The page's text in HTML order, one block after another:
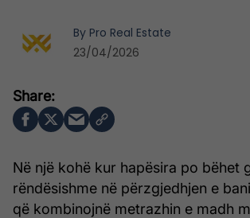
Në një kohë kur hapësira po bëhet
rëndësishme në përzgjedhjen e
që kombinojnë metrazhin e madh
By Pro Real Estate
23/04/2026